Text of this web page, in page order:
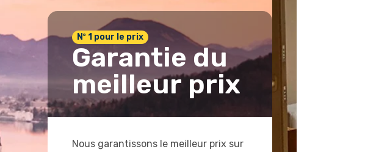
Nº 1 pour le prix
Garantie du
meilleur prix
Nous garantissons le meilleur prix sur